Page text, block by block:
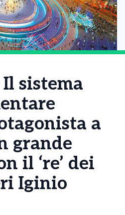
sistema
a
grande
il ‘re’ dei
Iginio